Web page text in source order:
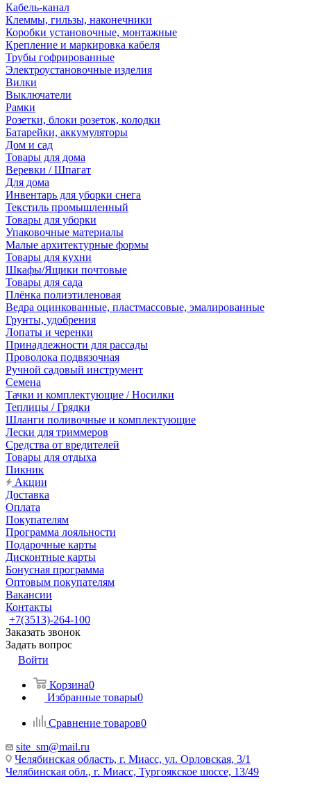
Кабель-канал
Клеммы, гильзы, наконечники
Коробки установочные, монтажные
Крепление и маркировка кабеля
Трубы гофрированные
Электроустановочные изделия
Вилки
Выключатели
Рамки
Розетки, блоки розеток, колодки
Батарейки, аккумуляторы
Дом и сад
Товары для дома
Веревки / Шпагат
Для дома
Инвентарь для уборки снега
Текстиль промышленный
Товары для уборки
Упаковочные материалы
Малые архитектурные формы
Товары для кухни
Шкафы/Ящики почтовые
Товары для сада
Плёнка полиэтиленовая
Ведра оцинкованные, пластмассовые, эмалированные
Грунты, удобрения
Лопаты и черенки
Принадлежности для рассады
Проволока подвязочная
Ручной садовый инструмент
Семена
Тачки и комплектующие / Носилки
Теплицы / Грядки
Шланги поливочные и комплектующие
Лески для триммеров
Средства от вредителей
Товары для отдыха
Пикник
Акции
Доставка
Оплата
Покупателям
Программа лояльности
Подарочные карты
Дисконтные карты
Бонусная программа
Оптовым покупателям
Вакансии
Контакты
+7(3513)-264-100
Заказать звонок
Задать вопрос
Войти
Корзина0
Избранные товары0
Сравнение товаров0
site_sm@mail.ru
Челябинская область, г. Миасс, ул. Орловская, 3/1
Челябинская обл., г. Миасс, Тургоякское шоссе, 13/49